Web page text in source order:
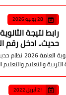
28 يوليو 2026
حديث.. ادخل رقم
رابط نتيجة
والتعليم
21 أبريل 2022